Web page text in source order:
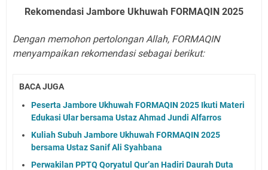
Rekomendasi Jambore Ukhuwah FORMAQIN 2025
Dengan memohon pertolongan Allah, FORMAQIN
menyampaikan rekomendasi sebagai berikut:
BACA JUGA
Peserta Jambore Ukhuwah FORMAQIN 2025 Ikuti Materi
Edukasi Ular bersama Ustaz Ahmad Jundi Alfarros
Kuliah Subuh Jambore Ukhuwah FORMAQIN 2025
bersama Ustaz Sanif Ali Syahbana
Perwakilan PPTQ Qoryatul Qur’an Hadiri Daurah Duta